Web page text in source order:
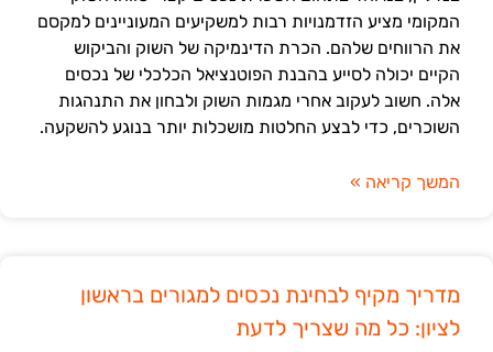
המקומי מציע הזדמנויות רבות למשקיעים המעוניינים למקסם
את הרווחים שלהם. הכרת הדינמיקה של השוק והביקוש
הקיים יכולה לסייע בהבנת הפוטנציאל הכלכלי של נכסים
אלה. חשוב לעקוב אחרי מגמות השוק ולבחון את התנהגות
השוכרים, כדי לבצע החלטות מושכלות יותר בנוגע להשקעה.
המשך קריאה »
מדריך מקיף לבחינת נכסים למגורים בראשון
לציון: כל מה שצריך לדעת